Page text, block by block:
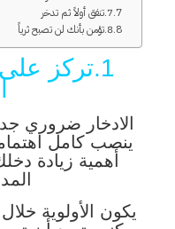
7.تنفق أولاً ثم تدخر
8.تؤمن بأنك لن تصبح ثرياً
1.تركز
الادخار ضروري
ينصب كامل
أهمية زيادة
يكون الأولوية